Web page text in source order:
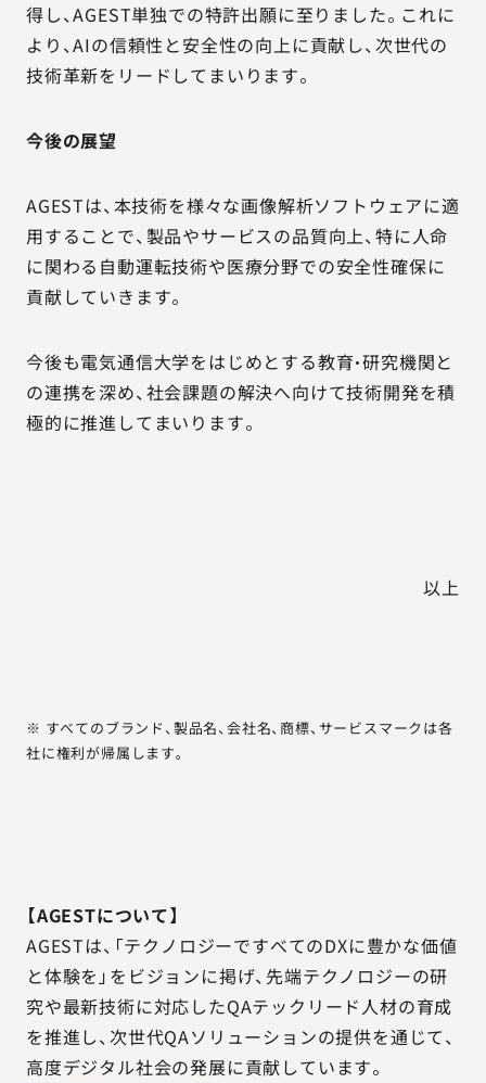
得し、AGEST単独での特許出願に至りました。これに
より、AIの信頼性と安全性の向上に貢献し、次世代の
技術革新をリードしてまいります。
今後の展望
AGESTは、本技術を様々な画像解析ソフトウェアに適
用することで、製品やサービスの品質向上、特に人命
に関わる自動運転技術や医療分野での安全性確保に
貢献していきます。
今後も電気通信大学をはじめとする教育・研究機関と
の連携を深め、社会課題の解決へ向けて技術開発を積
極的に推進してまいります。
以上
※ すべてのブランド、製品名、会社名、商標、サービスマークは各
社に権利が帰属します。
【AGESTについて】
AGESTは、「テクノロジーですべてのDXに豊かな価値
と体験を」をビジョンに掲げ、先端テクノロジーの研
究や最新技術に対応したQAテックリード人材の育成
を推進し、次世代QAソリューションの提供を通じて、
高度デジタル社会の発展に貢献しています。